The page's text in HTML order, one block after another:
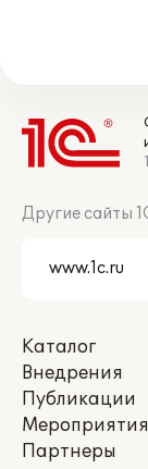
Другие сайты
Каталог
Внедрения
Публикации
Мероприятия
Партнеры